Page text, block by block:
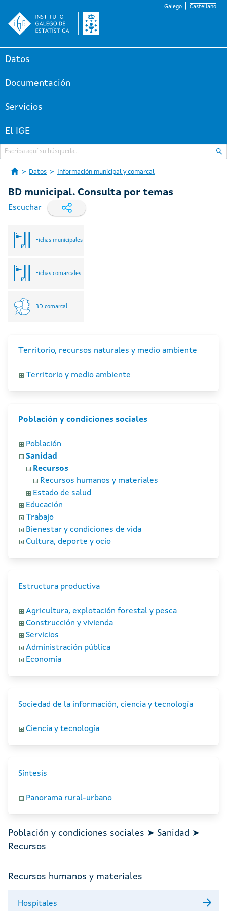
Galego Castellano
Datos
Documentación
Servicios
El IGE
Datos Información municipal y comarcal
BD municipal. Consulta por temas
Escuchar
Fichas municipales
Fichas comarcales
BD comarcal
Territorio, recursos naturales y medio ambiente
Territorio y medio ambiente
Población y condiciones sociales
Población
Sanidad
Recursos
Recursos humanos y materiales
Estado de salud
Educación
Trabajo
Bienestar y condiciones de vida
Cultura, deporte y ocio
Estructura productiva
Agricultura, explotación forestal y pesca
Construcción y vivienda
Servicios
Administración pública
Economía
Sociedad de la información, ciencia y tecnología
Ciencia y tecnología
Síntesis
Panorama rural-urbano
Población y condiciones sociales ➤ Sanidad ➤
Recursos
Recursos humanos y materiales
Hospitales